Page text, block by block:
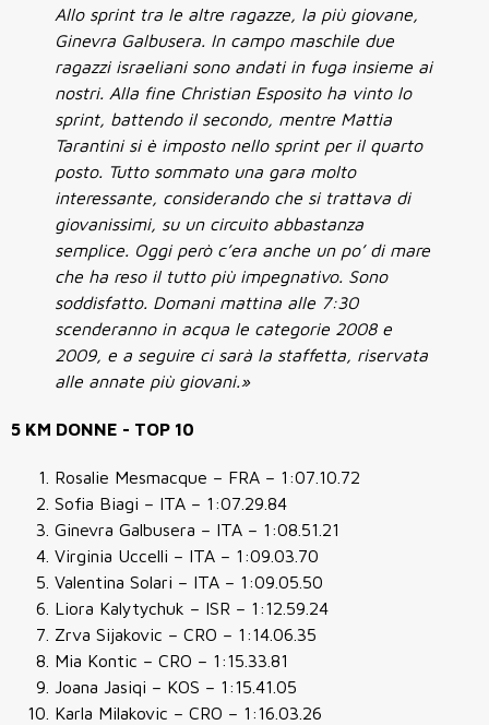
Allo sprint tra le altre ragazze, la più giovane,
Ginevra Galbusera. In campo maschile due
ragazzi israeliani sono andati in fuga insieme ai
nostri. Alla fine Christian Esposito ha vinto lo
sprint, battendo il secondo, mentre Mattia
Tarantini si è imposto nello sprint per il quarto
posto. Tutto sommato una gara molto
interessante, considerando che si trattava di
giovanissimi, su un circuito abbastanza
semplice. Oggi però c’era anche un po’ di mare
che ha reso il tutto più impegnativo. Sono
soddisfatto. Domani mattina alle 7:30
scenderanno in acqua le categorie 2008 e
2009, e a seguire ci sarà la staffetta, riservata
alle annate più giovani.»
5 KM DONNE - TOP 10
Rosalie Mesmacque – FRA – 1:07.10.72
Sofia Biagi – ITA – 1:07.29.84
Ginevra Galbusera – ITA – 1:08.51.21
Virginia Uccelli – ITA – 1:09.03.70
Valentina Solari – ITA – 1:09.05.50
Liora Kalytychuk – ISR – 1:12.59.24
Zrva Sijakovic – CRO – 1:14.06.35
Mia Kontic – CRO – 1:15.33.81
Joana Jasiqi – KOS – 1:15.41.05
Karla Milakovic – CRO – 1:16.03.26